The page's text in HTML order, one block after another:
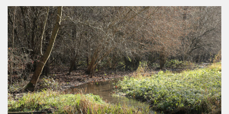
Imprimer la page
Partager la page sur :